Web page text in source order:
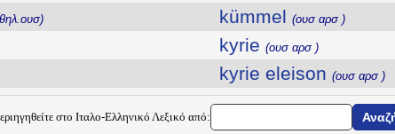
kümmel (ουσ αρσ )
kyrie (ουσ αρσ )
kyrie eleison (ουσ αρσ )
στο Ιταλο-Ελληνικό Λεξικό από: